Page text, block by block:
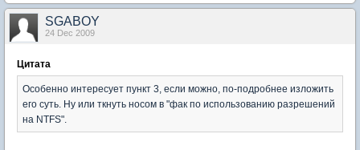
SGABOY
24 Dec 2009
Цитата
Особенно интересует пункт 3, если можно, по-подробнее изложить
его суть. Ну или ткнуть носом в "фак по использованию разрешений
на NTFS".